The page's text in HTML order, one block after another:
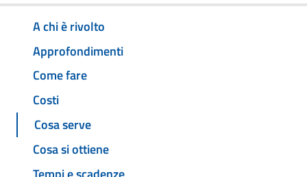
A chi è rivolto
Approfondimenti
Come fare
Costi
Cosa serve
Cosa si ottiene